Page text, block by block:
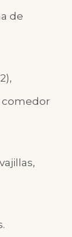
de
comedor